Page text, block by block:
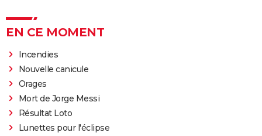
EN CE MOMENT
Incendies
Nouvelle canicule
Orages
Mort de Jorge Messi
Résultat Loto
Lunettes pour l'éclipse